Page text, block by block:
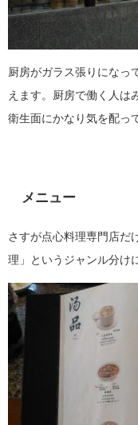
厨房がガラス張りになっ
えます。厨房で働く人は
衛生面にかなり気を配っ
メニュー
さすが点心料理専門店だ
理」というジャンル分け